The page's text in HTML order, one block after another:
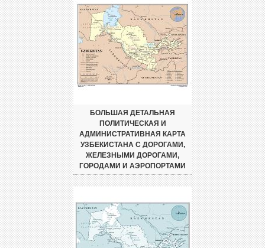
БОЛЬШАЯ ДЕТАЛЬНАЯ
ПОЛИТИЧЕСКАЯ И
АДМИНИСТРАТИВНАЯ КАРТА
УЗБЕКИСТАНА С ДОРОГАМИ,
ЖЕЛЕЗНЫМИ ДОРОГАМИ,
ГОРОДАМИ И АЭРОПОРТАМИ